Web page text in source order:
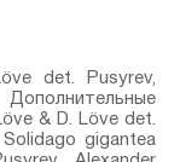
det. Pusyrev,
& D. Löve⁣ det.
Solidago gigantea